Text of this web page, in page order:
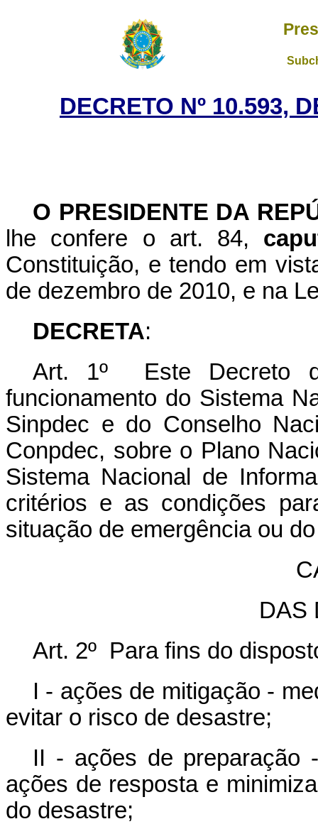
DECRETO Nº 10.593,
O PRESIDENTE DA
lhe confere o art. 84,
Constituição, e tendo em
de dezembro de 2010, e na
DECRETA:
Art. 1º Este Decreto
funcionamento do Sistema
Sinpdec e do Conselho
Conpdec, sobre o Plano
Sistema Nacional de
critérios e as condições
situação de emergência ou
DAS
Art. 2º Para fins do
I - ações de mitigação -
evitar o risco de desastre;
II - ações de preparação
ações de resposta e
do desastre;